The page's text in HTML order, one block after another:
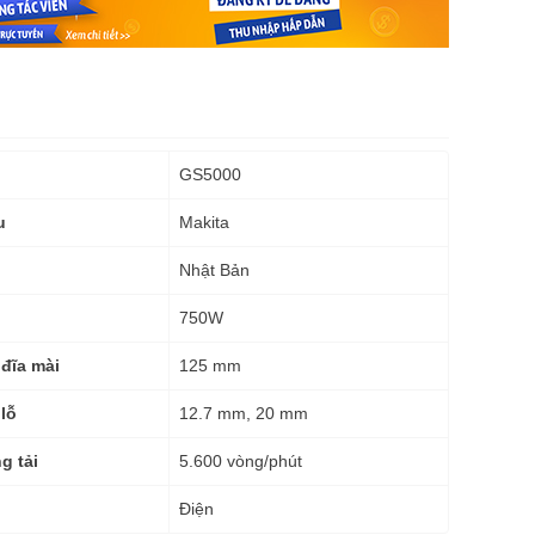
GS5000
Makita
Nhật Bản
750W
mài 125 mm
12.7 mm, 20 mm
tải 5.600 vòng/phút
Điện